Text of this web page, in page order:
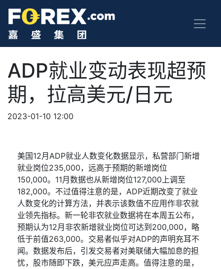
ADP就业变动表现超预
期，拉高美元/日元
2023-01-10 12:00
美国12月 ADP就业人数变化数据显示，私营部门新增
就业岗位235,000，远高于预期的新增岗位
150,000。 11月数据也从新增岗位127,000上调至
182,000。 不过值得注意的是， ADP近期改变了就业
人数变化的计算方法，并表示该数值不应用作非农就
业领先指标。新一轮非农就业数据将在本周五公布，
预期认为12月非农新增就业岗位可达到 200,000，略
低于前值263,000。交易者似乎对ADP的声明充耳不
闻。数据发布后，引发交易者对美联储大幅加息的担
忧，股市随即下跌，美元应声走高。值得注意的是，